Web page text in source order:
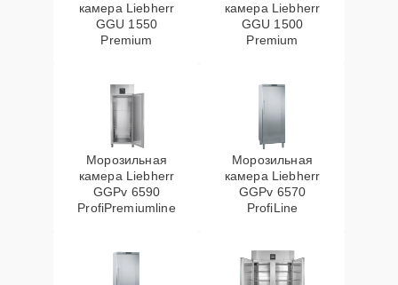
камера Liebherr
GGU 1550
Premium
камера Liebherr
GGU 1500
Premium
Морозильная
камера Liebherr
GGPv 6590
ProfiPremiumline
Морозильная
камера Liebherr
GGPv 6570
ProfiLine